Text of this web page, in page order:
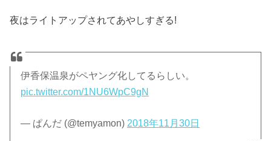
夜はライトアップされてあやしすぎる!
伊香保温泉がペヤング化してるらしい。
pic.twitter.com/1NU6WpC9gN
— ぱんだ (@temyamon) 2018年11月30日